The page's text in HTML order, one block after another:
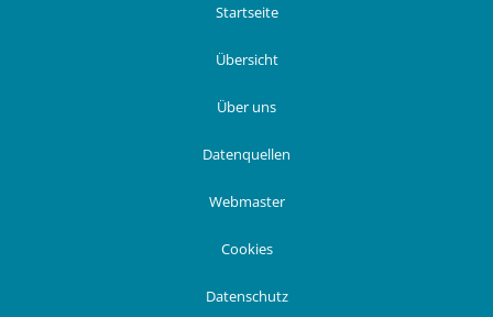
Startseite
Übersicht
Über uns
Datenquellen
Webmaster
Cookies
Datenschutz